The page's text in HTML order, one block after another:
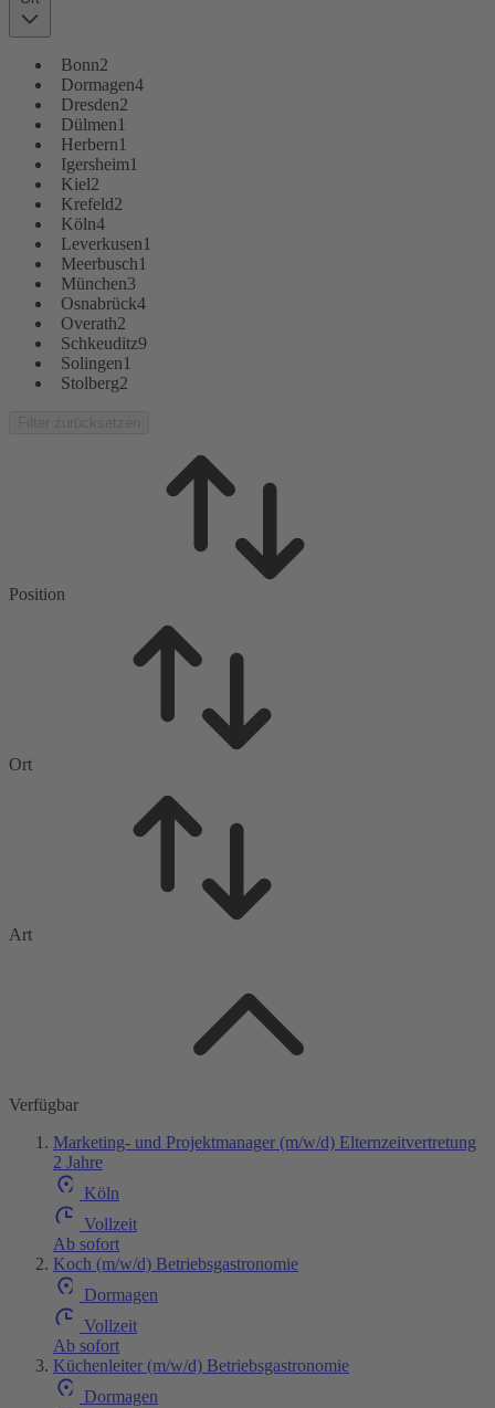
Bonn2
Dormagen4
Dresden2
Dülmen1
Herbern1
Igersheim1
Kiel2
Krefeld2
Köln4
Leverkusen1
Meerbusch1
München3
Osnabrück4
Overath2
Schkeuditz9
Solingen1
Stolberg2
Position
Ort
Art
Verfügbar
Marketing- und Projektmanager (m/w/d) Elternzeitvertretung
2 Jahre
Köln
Vollzeit
Ab sofort
Koch (m/w/d) Betriebsgastronomie
Dormagen
Vollzeit
Ab sofort
Küchenleiter (m/w/d) Betriebsgastronomie
Dormagen